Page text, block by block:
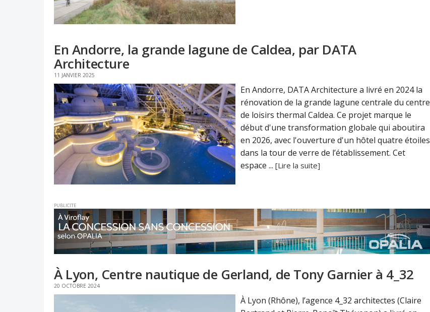
En Andorre, la grande lagune de Caldea, par DATA
Architecture
11 JANVIER 2025
En Andorre, DATA Architecture a livré en 2024 la
rénovation de la grande lagune centrale du centre
de loisirs thermal Caldea. Ce projet marque le
début d'une transformation globale qui aboutira
en 2026, avec l'ouverture d'un hôtel quatre étoiles
dans la tour de verre de l’établissement. Cet
espace ... [Lire la suite]
PUBLICITE
À Lyon, Centre nautique de Gerland, de Tony Garnier à 4_32
20 OCTOBRE 2024
À Lyon (Rhône), l’agence 4_32 architectes (Claire